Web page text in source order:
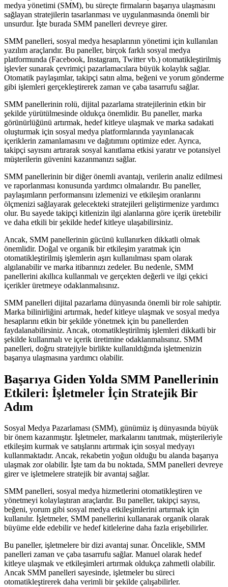
medya yönetimi (SMM), bu süreçte firmaların başarıya ulaşmasını
sağlayan stratejilerin tasarlanması ve uygulanmasında önemli bir
unsurdur. İşte burada SMM panelleri devreye girer.
SMM panelleri, sosyal medya hesaplarının yönetimi için kullanılan
yazılım araçlarıdır. Bu paneller, birçok farklı sosyal medya
platformunda (Facebook, Instagram, Twitter vb.) otomatikleştirilmiş
işlevler sunarak çevrimiçi pazarlamacılara büyük kolaylık sağlar.
Otomatik paylaşımlar, takipçi satın alma, beğeni ve yorum gönderme
gibi işlemleri gerçekleştirerek zaman ve çaba tasarrufu sağlar.
SMM panellerinin rolü, dijital pazarlama stratejilerinin etkin bir
şekilde yürütülmesinde oldukça önemlidir. Bu paneller, marka
görünürlüğünü artırmak, hedef kitleye ulaşmak ve marka sadakati
oluşturmak için sosyal medya platformlarında yayınlanacak
içeriklerin zamanlamasını ve dağıtımını optimize eder. Ayrıca,
takipçi sayısını artırarak sosyal kanıtlama etkisi yaratır ve potansiyel
müşterilerin güvenini kazanmanızı sağlar.
SMM panellerinin bir diğer önemli avantajı, verilerin analiz edilmesi
ve raporlanması konusunda yardımcı olmalarıdır. Bu paneller,
paylaşımların performansını izlemenizi ve etkileşim oranlarını
ölçmenizi sağlayarak gelecekteki stratejileri geliştirmenize yardımcı
olur. Bu sayede takipçi kitlenizin ilgi alanlarına göre içerik üretebilir
ve daha etkili bir şekilde hedef kitleye ulaşabilirsiniz.
Ancak, SMM panellerinin gücünü kullanırken dikkatli olmak
önemlidir. Doğal ve organik bir etkileşim yaratmak için
otomatikleştirilmiş işlemlerin aşırı kullanılması spam olarak
algılanabilir ve marka itibarınızı zedeler. Bu nedenle, SMM
panellerini akıllıca kullanmalı ve gerçekten değerli ve ilgi çekici
içerikler üretmeye odaklanmalısınız.
SMM panelleri dijital pazarlama dünyasında önemli bir role sahiptir.
Marka bilinirliğini artırmak, hedef kitleye ulaşmak ve sosyal medya
hesaplarını etkin bir şekilde yönetmek için bu panellerden
faydalanabilirsiniz. Ancak, otomatikleştirilmiş işlemleri dikkatli bir
şekilde kullanmalı ve içerik üretimine odaklanmalısınız. SMM
panelleri, doğru stratejiyle birlikte kullanıldığında işletmenizin
başarıya ulaşmasına yardımcı olabilir.
Başarıya Giden Yolda SMM Panellerinin
Etkileri: İşletmeler İçin Stratejik Bir
Adım
Sosyal Medya Pazarlaması (SMM), günümüz iş dünyasında büyük
bir önem kazanmıştır. İşletmeler, markalarını tanıtmak, müşterileriyle
etkileşim kurmak ve satışlarını artırmak için sosyal medyayı
kullanmaktadır. Ancak, rekabetin yoğun olduğu bu alanda başarıya
ulaşmak zor olabilir. İşte tam da bu noktada, SMM panelleri devreye
girer ve işletmelere stratejik bir avantaj sağlar.
SMM panelleri, sosyal medya hizmetlerini otomatikleştiren ve
yönetmeyi kolaylaştıran araçlardır. Bu paneller, takipçi sayısı,
beğeni, yorum gibi sosyal medya etkileşimlerini artırmak için
kullanılır. İşletmeler, SMM panellerini kullanarak organik olarak
büyüme elde edebilir ve hedef kitlelerine daha fazla erişebilirler.
Bu paneller, işletmelere bir dizi avantaj sunar. Öncelikle, SMM
panelleri zaman ve çaba tasarrufu sağlar. Manuel olarak hedef
kitleye ulaşmak ve etkileşimleri artırmak oldukça zahmetli olabilir.
Ancak SMM panelleri sayesinde, işletmeler bu süreci
otomatikleştirerek daha verimli bir şekilde çalışabilirler.